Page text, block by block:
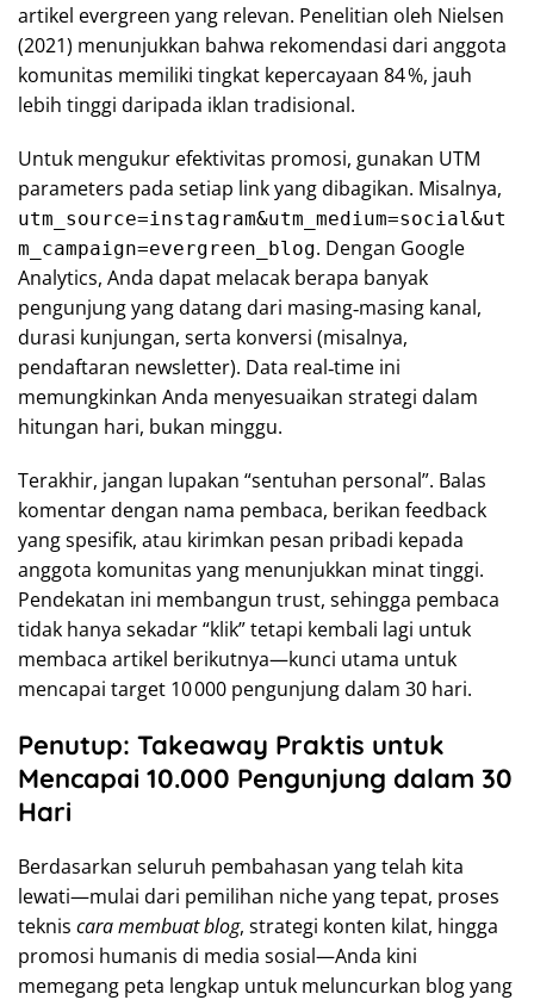
artikel evergreen yang relevan. Penelitian oleh Nielsen
(2021) menunjukkan bahwa rekomendasi dari anggota
komunitas memiliki tingkat kepercayaan 84 %, jauh
lebih tinggi daripada iklan tradisional.
Untuk mengukur efektivitas promosi, gunakan UTM
parameters pada setiap link yang dibagikan. Misalnya,
utm_source=instagram&utm_medium=social&ut
m_campaign=evergreen_blog. Dengan Google
Analytics, Anda dapat melacak berapa banyak
pengunjung yang datang dari masing‑masing kanal,
durasi kunjungan, serta konversi (misalnya,
pendaftaran newsletter). Data real‑time ini
memungkinkan Anda menyesuaikan strategi dalam
hitungan hari, bukan minggu.
Terakhir, jangan lupakan “sentuhan personal”. Balas
komentar dengan nama pembaca, berikan feedback
yang spesifik, atau kirimkan pesan pribadi kepada
anggota komunitas yang menunjukkan minat tinggi.
Pendekatan ini membangun trust, sehingga pembaca
tidak hanya sekadar “klik” tetapi kembali lagi untuk
membaca artikel berikutnya—kunci utama untuk
mencapai target 10 000 pengunjung dalam 30 hari.
Penutup: Takeaway Praktis untuk
Mencapai 10.000 Pengunjung dalam 30
Hari
Berdasarkan seluruh pembahasan yang telah kita
lewati—mulai dari pemilihan niche yang tepat, proses
teknis cara membuat blog, strategi konten kilat, hingga
promosi humanis di media sosial—Anda kini
memegang peta lengkap untuk meluncurkan blog yang